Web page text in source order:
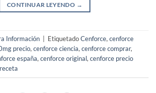
CONTINUAR LEYENDO →
Información EtiquetadoCenforce,cenforce
precio,cenforce ciencia,cenforce comprar,
españa,cenforce original,cenforce precio